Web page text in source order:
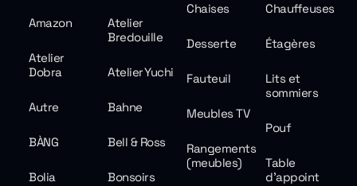
Amazon
Atelier
Bredouille
Atelier
Dobra
Atelier Yuchi
Autre Bahne
BÀNG Bell & Ross
Bolia Bonsoirs
Chaises Chauffeuses
Desserte Étagères
Fauteuil
Lits et
sommiers
Meubles TV
Pouf
Rangements
(meubles)
Table
d'appoint